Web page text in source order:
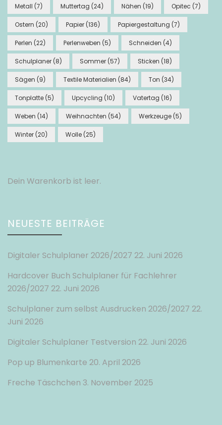
Metall (7) Muttertag (24) Nähen (19) Opitec (7)
Ostern (20) Papier (136) Papiergestaltung (7)
Perlen (22) Perlenweben (5) Schneiden (4)
Schulplaner (8) Sommer (57) Sticken (18)
Sägen (9) Textile Materialien (84) Ton (34)
Tonplatte (5) Upcycling (10) Vatertag (16)
Weben (14) Weihnachten (54) Werkzeuge (5)
Winter (20) Wolle (25)
Dein Warenkorb ist leer.
NEUESTE BEITRÄGE
Digitaler Schulplaner 2026/2027 22. Juni 2026
Hardcover Buch Schulplaner für Fachlehrer
2026/2027 22. Juni 2026
Schulplaner zum selbst Ausdrucken 2026/2027 22.
Juni 2026
Digitaler Schulplaner Testversion 22. Juni 2026
Pop up Blumenkarte 20. April 2026
Freche Täschchen 3. November 2025